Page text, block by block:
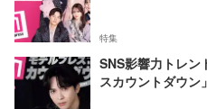
特集
SNS影響力トレン
スカウントダウン」